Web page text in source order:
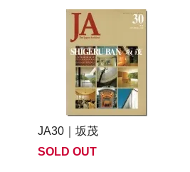
JA30｜坂茂
SOLD OUT